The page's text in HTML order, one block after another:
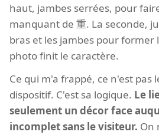
haut, jambes serrées, pour
manquant de 重. La seconde,
bras et les jambes pour former
photo finit le caractère.
Ce qui m'a frappé, ce n'est pas
dispositif. C'est sa logique. Le
seulement un décor face
incomplet sans le visiteur. On